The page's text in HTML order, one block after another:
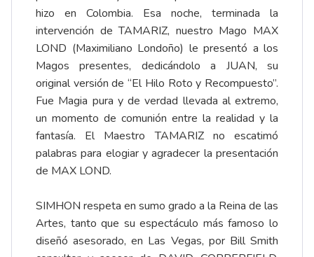
hizo en Colombia. Esa noche, terminada la
intervención de TAMARIZ, nuestro Mago MAX
LOND (Maximiliano Londoño) le presentó a los
Magos presentes, dedicándolo a JUAN, su
original versión de “El Hilo Roto y Recompuesto”.
Fue Magia pura y de verdad llevada al extremo,
un momento de comunión entre la realidad y la
fantasía. El Maestro TAMARIZ no escatimó
palabras para elogiar y agradecer la presentación
de MAX LOND.
SIMHON respeta en sumo grado a la Reina de las
Artes, tanto que su espectáculo más famoso lo
diseñó asesorado, en Las Vegas, por Bill Smith